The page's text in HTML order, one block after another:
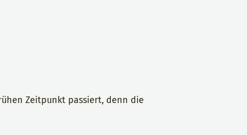
Zeitpunkt passiert, denn die